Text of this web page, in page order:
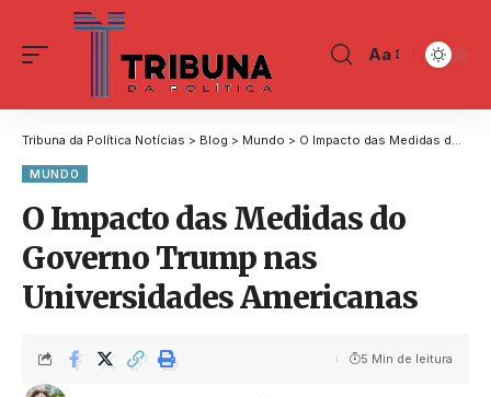
Aa
Tribuna da Política Notícias > Blog > Mundo > O Impacto das Medidas do Governo Trump nas Universidades Americanas
MUNDO
O Impacto das Medidas do
Governo Trump nas
Universidades Americanas
5 Min de leitura